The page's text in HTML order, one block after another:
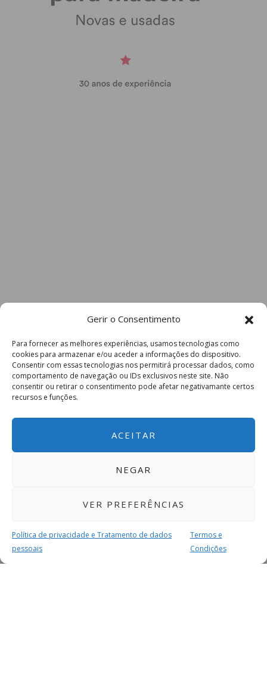
Gerir o Consentimento
Para fornecer as melhores experiências, usamos tecnologias como
cookies para armazenar e/ou aceder a informações do dispositivo.
Consentir com essas tecnologias nos permitirá processar dados, como
comportamento de navegação ou IDs exclusivos neste site. Não
consentir ou retirar o consentimento pode afetar negativamante certos
recursos e funções.
ACEITAR
NEGAR
VER PREFERÊNCIAS
Política de privacidade e Tratamento de dados
pessoais
Termos e
Condições